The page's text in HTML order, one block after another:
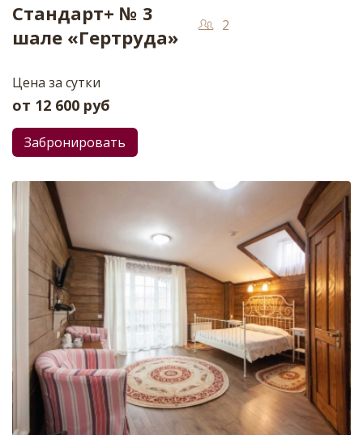
Стандарт+ № 3
шале «Гертруда»
2
Цена за сутки
от 12 600 руб
Забронировать